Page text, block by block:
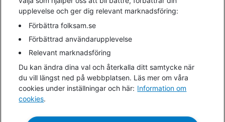
information).
upplevelse och ger dig relevant marknadsföring:
Förbättra folksam.se
Förbättrad användarupplevelse
Relevant marknadsföring
Du kan ändra dina val och återkalla ditt samtycke när
du vill längst ned på webbplatsen. Läs mer om våra
cookies under inställningar och här: Information om
cookies.